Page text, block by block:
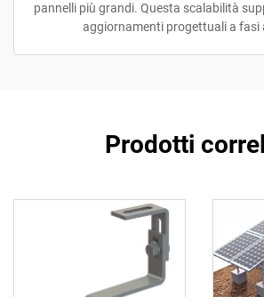
pannelli più grandi. Questa scalabilità
aggiornamenti progettuali a fasi
Prodotti